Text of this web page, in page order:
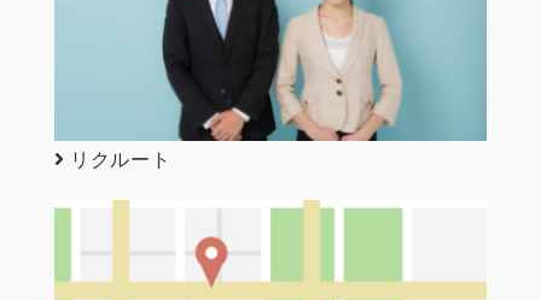
リクルート